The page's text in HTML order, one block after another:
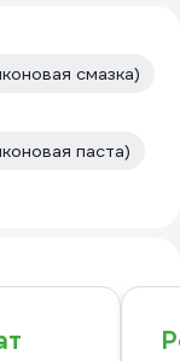
смазка)
паста)